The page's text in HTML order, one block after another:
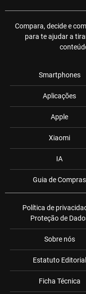
Compara, decide e
para te ajudar a
Smartphones
Aplicações
Apple
Xiaomi
IA
Guia de Compras
Política de
Proteção de
Sobre nós
Estatuto Editorial
Ficha Técnica